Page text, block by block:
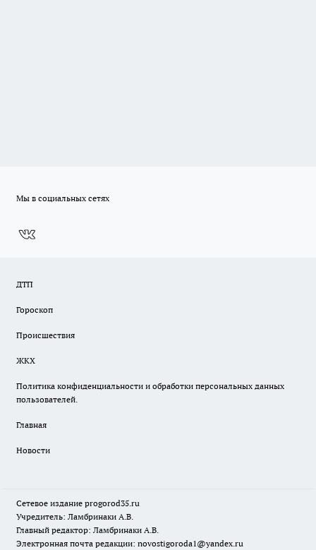
Мы в социальных сетях
ДТП
Гороскоп
Происшествия
ЖКХ
Политика конфиденциальности и обработки персональных данных
пользователей.
Главная
Новости
Сетевое издание progorod35.ru
Учредитель: Ламбринаки А.В.
Главный редактор: Ламбринаки А.В.
Электронная почта редакции: novostigoroda1@yandex.ru